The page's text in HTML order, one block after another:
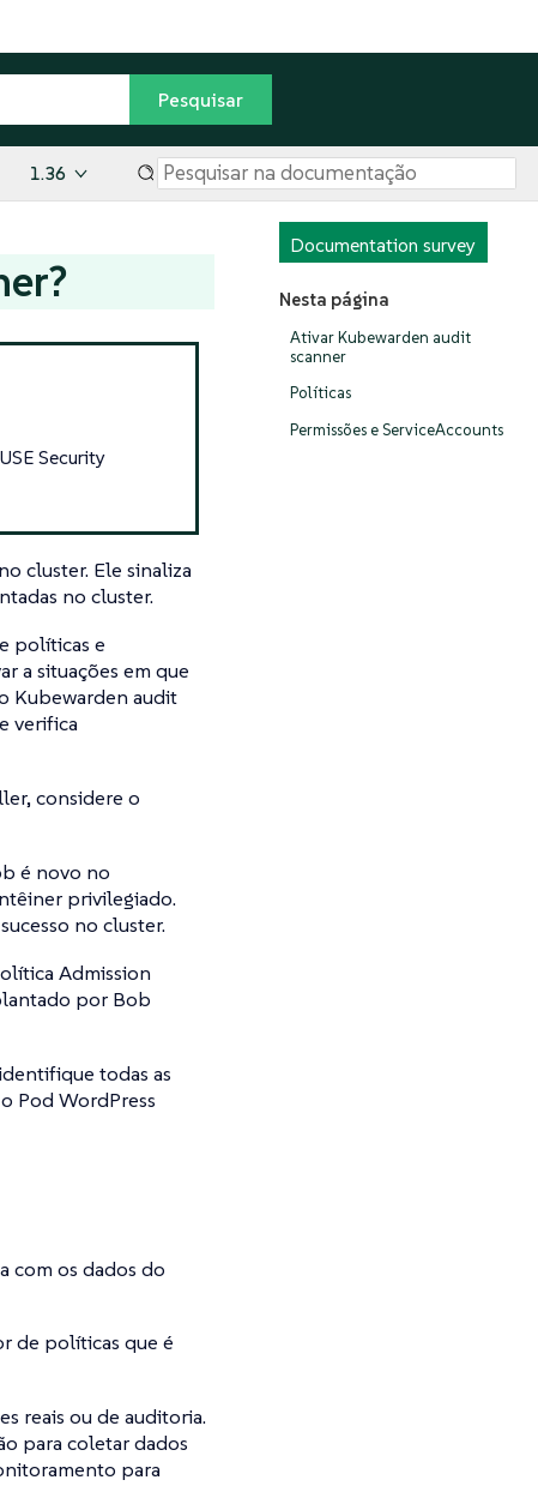
1.36
Documentation survey
Nesta página
Ativar Kubewarden audit
scanner
Políticas
Permissões e ServiceAccounts
Security
cluster. Ele sinaliza
no cluster.
políticas e
a situações em que
Kubewarden audit
verifica
considere o
é novo no
privilegiado.
no cluster.
Admission
por Bob
todas as
Pod WordPress
com os dados do
de políticas que é
reais ou de auditoria.
para coletar dados
para